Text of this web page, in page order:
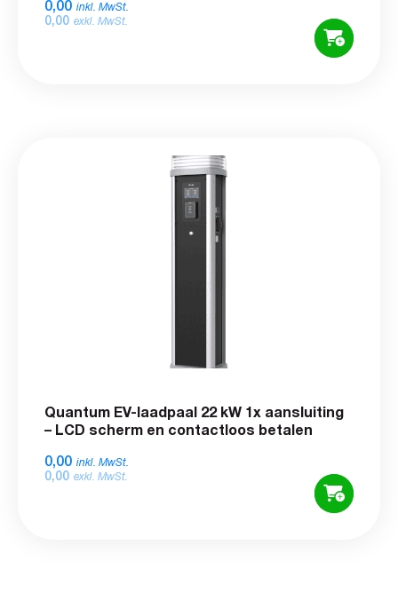
0,00 inkl. MwSt.
0,00 exkl. MwSt.
Quantum EV-laadpaal 22 kW 1x aansluiting
– LCD scherm en contactloos betalen
0,00 inkl. MwSt.
0,00 exkl. MwSt.